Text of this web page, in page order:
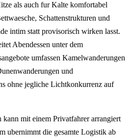
als auch fur Kalte komfortabel
Schattenstrukturen und
intim statt provisorisch wirken lasst.
Abendessen unter dem
umfassen Kamelwanderungen
und
ohne jegliche Lichtkonkurrenz auf
kann mit einem Privatfahrer arrangiert
ubernimmt die gesamte Logistik ab